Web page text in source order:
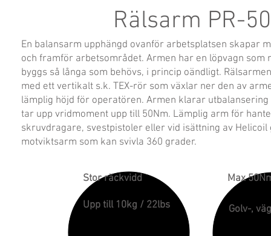
Rälsarm PR-50
En balansarm upphängd ovanför arbetsplatsen skapar
och framför arbetsområdet. Armen har en löpvagn som
byggs så långa som behövs, i princip oändligt.
med ett vertikalt s.k. TEX-rör som växlar ner den av
lämplig höjd för operatören. Armen klarar
tar upp vridmoment upp till 50Nm. Lämplig arm för
skruvdragare, svestpistoler eller vid isättning av Helicoil
motviktsarm som kan svivla 360 grader.
Stor räckvidd
Upp till 10kg / 22lbs
Max
Golv-,